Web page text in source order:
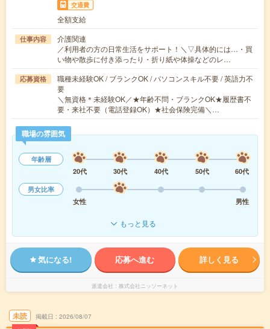
交通費
全額支給
仕事内容
介護関連
／利用者の方の日常生活をサポート！＼▽具体的には…・買
い物や散歩に付き添ったり・折り紙や体操などのレ…
応募資格
職種未経験OK / ブランクOK / パソコンスキル不要 / 英語力不
要
＼無資格＊未経験OK／★年齢不問・ブランクOK★履歴書不
要・来社不要（電話登録OK）★社会保険完備＼…
職場の雰囲気
年齢層
20代
30代 40代 50代
60代
男女比率
女性
男性
もっと見る
気になる! 応募へ進む 詳しく見る
派遣会社 株式会社ニッソーネット
未読 掲載日 2026/08/07